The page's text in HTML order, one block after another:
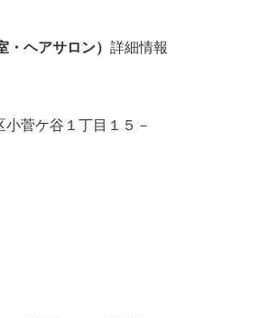
・ヘアサロン） 詳細情報
菅ケ谷１丁目１５－